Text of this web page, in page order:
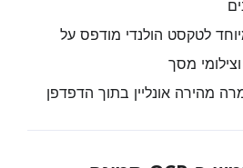
לטקסט הולנדי מודפס על
מסך
מהירה אונליין בתוך הדפדפן